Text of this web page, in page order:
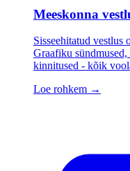
Meeskonna
Sisseehitatud vestlus
Graafiku sündmused,
kinnitused - kõik
Loe rohkem →